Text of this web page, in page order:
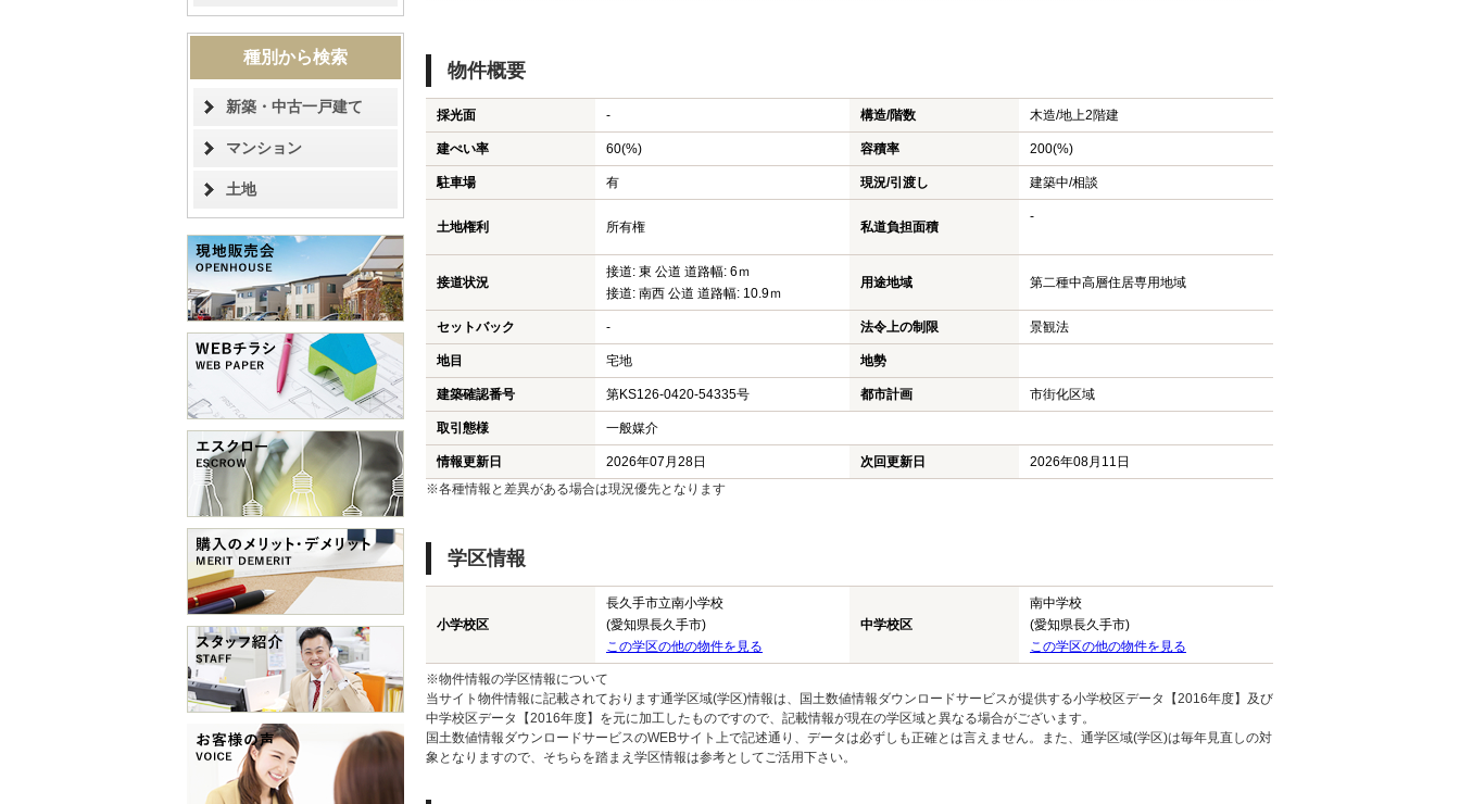
物件概要
採光面 - 構造/階数 木造/地上2階建
建ぺい率 60(%) 容積率 200(%)
駐車場 有 現況/引渡し 建築中/相談
土地権利 所有権 私道負担面積
-
接道状況
接道: 東 公道 道路幅: 6ｍ
接道: 南西 公道 道路幅: 10.9ｍ
用途地域 第二種中高層住居専用地域
セットバック - 法令上の制限 景観法
地目 宅地 地勢
建築確認番号 第KS126-0420-54335号 都市計画 市街化区域
取引態様 一般媒介
情報更新日 2026年07月28日 次回更新日
2026年08月11日
※各種情報と差異がある場合は現況優先となります
学区情報
小学校区
長久手市立南小学校
(愛知県長久手市)
この学区の他の物件を見る
中学校区
南中学校
(愛知県長久手市)
この学区の他の物件を見る
※物件情報の学区情報について
当サイト物件情報に記載されております通学区域(学区)情報は、国土数値情報ダウンロードサービスが提供する小学校区データ【2016年度】及び
中学校区データ【2016年度】を元に加工したものですので、記載情報が現在の学区域と異なる場合がございます。
国土数値情報ダウンロードサービスのWEBサイト上で記述通り、データは必ずしも正確とは言えません。また、通学区域(学区)は毎年見直しの対
象となりますので、そちらを踏まえ学区情報は参考としてご活用下さい。
種別から検索
新築・中古一戸建て
マンション
土地